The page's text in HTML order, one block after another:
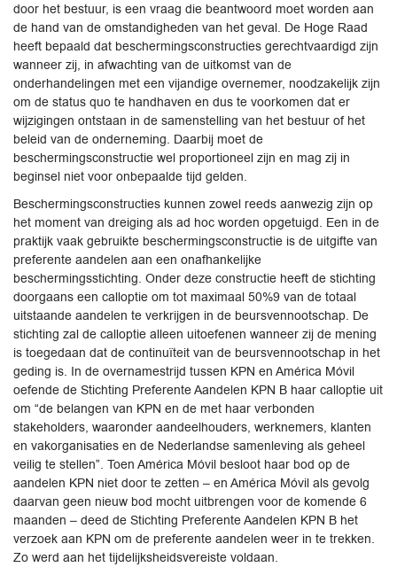
door het bestuur, is een vraag die beantwoord moet worden aan
de hand van de omstandigheden van het geval. De Hoge Raad
heeft bepaald dat beschermingsconstructies gerechtvaardigd zijn
wanneer zij, in afwachting van de uitkomst van de
onderhandelingen met een vijandige overnemer, noodzakelijk zijn
om de status quo te handhaven en dus te voorkomen dat er
wijzigingen ontstaan in de samenstelling van het bestuur of het
beleid van de onderneming. Daarbij moet de
beschermingsconstructie wel proportioneel zijn en mag zij in
beginsel niet voor onbepaalde tijd gelden.
Beschermingsconstructies kunnen zowel reeds aanwezig zijn op
het moment van dreiging als ad hoc worden opgetuigd. Een in de
praktijk vaak gebruikte beschermingsconstructie is de uitgifte van
preferente aandelen aan een onafhankelijke
beschermingsstichting. Onder deze constructie heeft de stichting
doorgaans een calloptie om tot maximaal 50%9 van de totaal
uitstaande aandelen te verkrijgen in de beursvennootschap. De
stichting zal de calloptie alleen uitoefenen wanneer zij de mening
is toegedaan dat de continuïteit van de beursvennootschap in het
geding is. In de overnamestrijd tussen KPN en América Móvil
oefende de Stichting Preferente Aandelen KPN B haar calloptie uit
om “de belangen van KPN en de met haar verbonden
stakeholders, waaronder aandeelhouders, werknemers, klanten
en vakorganisaties en de Nederlandse samenleving als geheel
veilig te stellen”. Toen América Móvil besloot haar bod op de
aandelen KPN niet door te zetten – en América Móvil als gevolg
daarvan geen nieuw bod mocht uitbrengen voor de komende 6
maanden – deed de Stichting Preferente Aandelen KPN B het
verzoek aan KPN om de preferente aandelen weer in te trekken.
Zo werd aan het tijdelijksheidsvereiste voldaan.